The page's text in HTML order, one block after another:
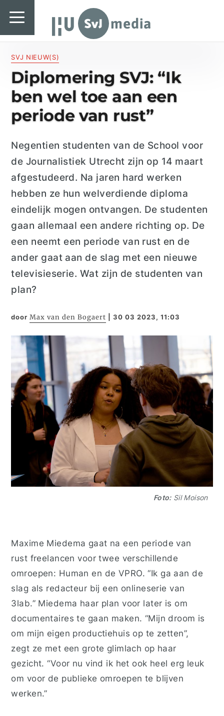
SvJ media
SVJ NIEUW(S)
Diplomering SVJ: “Ik
ben wel toe aan een
periode van rust”
Negentien studenten van de School voor
de Journalistiek Utrecht zijn op 14 maart
afgestudeerd. Na jaren hard werken
hebben ze hun welverdiende diploma
eindelijk mogen ontvangen. De studenten
gaan allemaal een andere richting op. De
een neemt een periode van rust en de
ander gaat aan de slag met een nieuwe
televisieserie. Wat zijn de studenten van
plan?
doorMax van den Bogaert |30 03 2023, 11:03
Foto:Sil Moison
Maxime Miedema gaat na een periode van
rust freelancen voor twee verschillende
omroepen: Human en de VPRO. “Ik ga aan de
slag als redacteur bij een onlineserie van
3lab.” Miedema haar plan voor later is om
documentaires te gaan maken. “Mijn droom is
om mijn eigen productiehuis op te zetten”,
zegt ze met een grote glimlach op haar
gezicht. “Voor nu vind ik het ook heel erg leuk
om voor de publieke omroepen te blijven
werken.”
SvJ media
Landelijk
Regionaal
Specials & International
In de praktijk
Freelancebureau
Introductiefestival
Agenda & Vacatures